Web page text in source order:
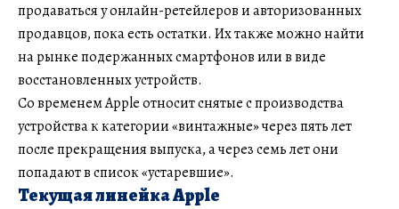
продаваться у онлайн-ретейлеров и авторизованных
продавцов, пока есть остатки. Их также можно найти
на рынке подержанных смартфонов или в виде
восстановленных устройств.
Со временем Apple относит снятые с производства
устройства к категории «винтажные» через пять лет
после прекращения выпуска, а через семь лет они
попадают в список «устаревшие».
Текущая линейка Apple